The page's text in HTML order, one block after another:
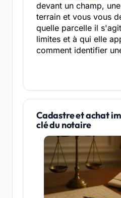
devant un champ,
terrain et vous vous
quelle parcelle il
limites et à qui elle
comment identifier
Cadastre et achat
clé du notaire